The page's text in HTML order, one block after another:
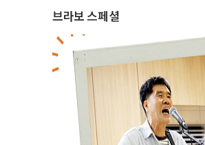
브라보 스페셜